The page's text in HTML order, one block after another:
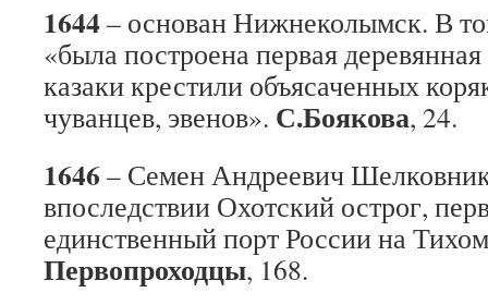
1644 – основан Нижнеколымск. В
«была построена первая
казаки крестили объясаченных
чуванцев, эвенов». С.Боякова, 24.
1646 – Семен Андреевич
впоследствии Охотский острог,
единственный порт России на
Первопроходцы, 168.